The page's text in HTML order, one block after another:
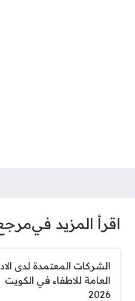
اقرأ المزيد في
الشركات المعتمدة لدى
العامة للاطفاء في الكويت
2026